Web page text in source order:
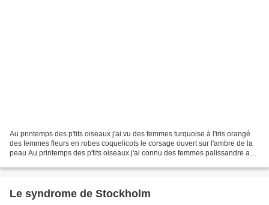
Au printemps des p'tits oiseaux j'ai vu des femmes turquoise à l'iris orangé
des femmes fleurs en robes coquelicots le corsage ouvert sur l'ambre de la
peau Au printemps des p'tits oiseaux j'ai connu des femmes palissandre aux
Le syndrome de Stockholm